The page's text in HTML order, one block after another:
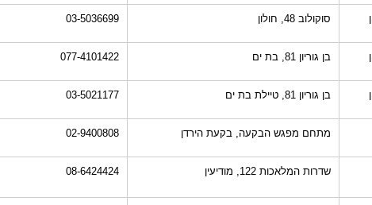
סוקולוב 48, חולון 03-5036699
בן גוריון 81, בת ים 077-4101422
בן גוריון 81, טיילת בת ים 03-5021177
מתחם מפגש הבקעה, בקעת הירדן 02-9400808
שדרות המלאכות 122, מודיעין 08-6424424